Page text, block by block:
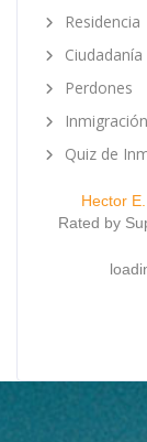
Residencia
Ciudadanía
Perdones
Inmigración
Quiz de
Hector
Rated by